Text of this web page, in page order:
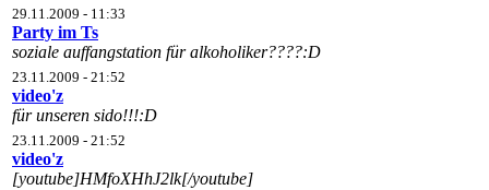
29.11.2009 - 11:33
Party im Ts
soziale auffangstation für alkoholiker????:D
23.11.2009 - 21:52
video'z
für unseren sido!!!:D
23.11.2009 - 21:52
video'z
[youtube]HMfoXHhJ2lk[/youtube]